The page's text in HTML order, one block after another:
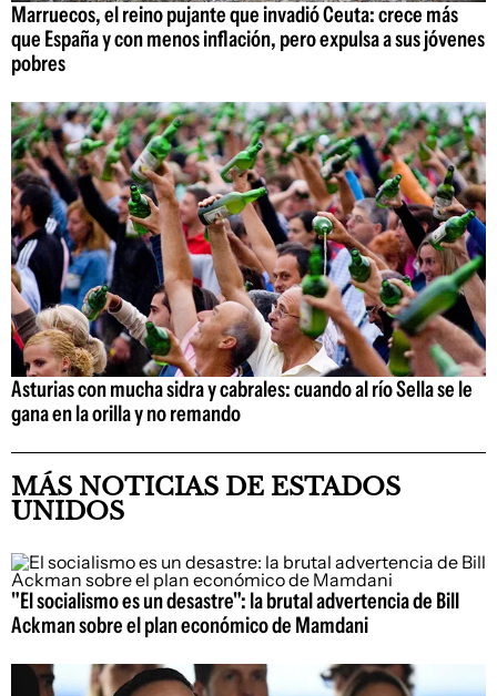
Marruecos, el reino pujante que invadió Ceuta: crece más
que España y con menos inflación, pero expulsa a sus jóvenes
pobres
Asturias con mucha sidra y cabrales: cuando al río Sella se le
gana en la orilla y no remando
MÁS NOTICIAS DE ESTADOS
UNIDOS
"El socialismo es un desastre": la brutal advertencia de Bill
Ackman sobre el plan económico de Mamdani